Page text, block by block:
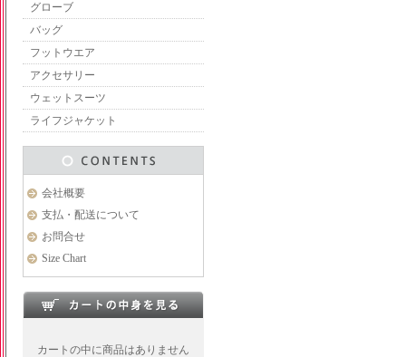
グローブ
バッグ
フットウエア
アクセサリー
ウェットスーツ
ライフジャケット
会社概要
支払・配送について
お問合せ
Size Chart
カートの中に商品はありません